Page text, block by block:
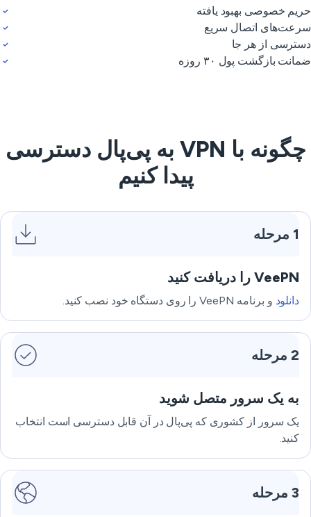
خصوصی بهبود یافته
اتصال سریع
از هر جا
بازگشت پول ۳۰ روزه
چگونه با VPN به پی‌پال دسترسی
پیدا کنیم
VeePN را دریافت کنید
دانلودو برنامه VeePN را روی دستگاه خود نصب کنید.
2 مرحله
به یک سرور متصل شوید
یک سرور از کشوری که پی‌پال در آن قابل دسترسی است انتخاب
کنید.